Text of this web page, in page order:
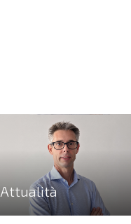
Attualità